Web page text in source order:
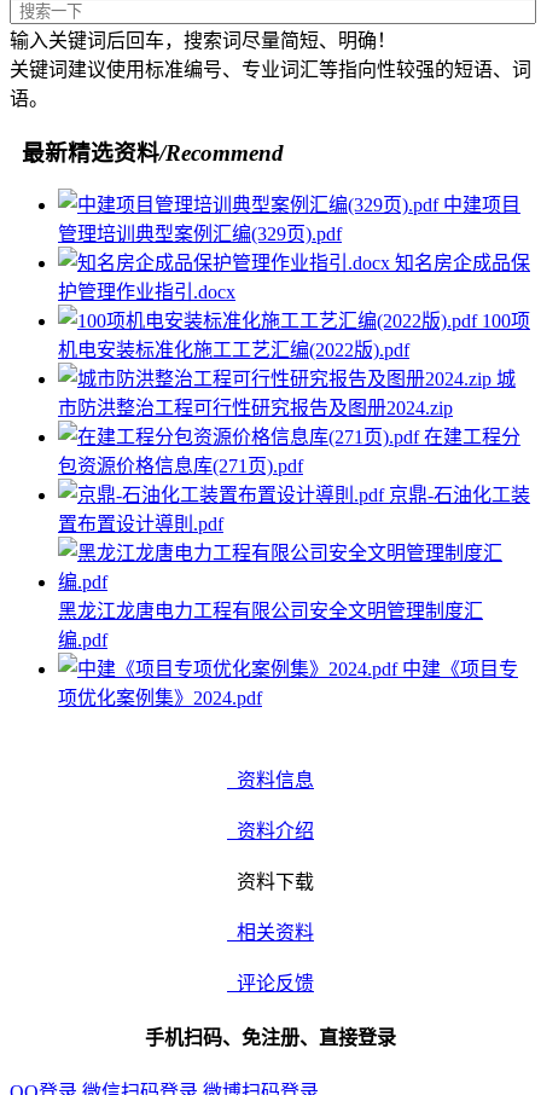
输入关键词后回车，搜索词尽量简短、明确！
关键词建议使用标准编号、专业词汇等指向性较强的短语、词
语。
最新精选资料/Recommend
中建项目
管理培训典型案例汇编(329页).pdf
知名房企成品保
护管理作业指引.docx
100项
机电安装标准化施工工艺汇编(2022版).pdf
城
市防洪整治工程可行性研究报告及图册2024.zip
在建工程分
包资源价格信息库(271页).pdf
京鼎-石油化工装
置布置设计導則.pdf
黑龙江龙唐电力工程有限公司安全文明管理制度汇
编.pdf
中建《项目专
项优化案例集》2024.pdf
资料信息
资料介绍
资料下载
相关资料
评论反馈
手机扫码、免注册、直接登录